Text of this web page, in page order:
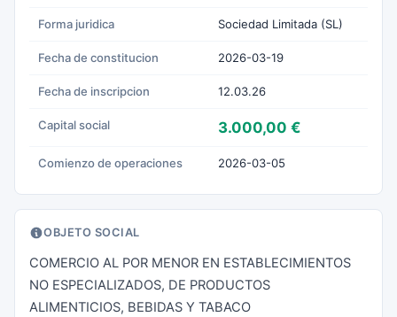
Forma juridica Sociedad Limitada (SL)
Fecha de constitucion 2026-03-19
Fecha de inscripcion 12.03.26
Capital social 3.000,00 €
Comienzo de operaciones 2026-03-05
OBJETO SOCIAL
COMERCIO AL POR MENOR EN ESTABLECIMIENTOS
NO ESPECIALIZADOS, DE PRODUCTOS
ALIMENTICIOS, BEBIDAS Y TABACO